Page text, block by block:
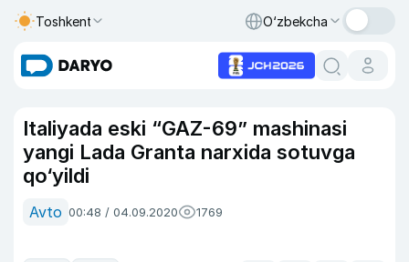
Toshkent O‘zbekcha
Italiyada eski “GAZ-69” mashinasi
yangi Lada Granta narxida sotuvga
qo‘yildi
Avto 00:48 / 04.09.2020 1769